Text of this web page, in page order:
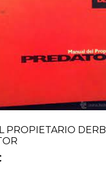
PROPIETARIO DERBI